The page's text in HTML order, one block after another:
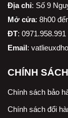
Địa chỉ: Số 9
Mở cửa: 8h00
ĐT:
Email:
CHÍNH
Chính sách bảo
Chính sách đổi